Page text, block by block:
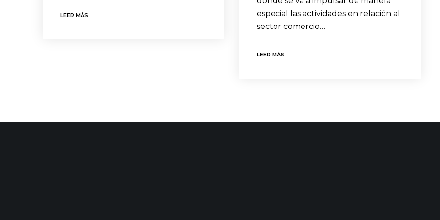
LEER MÁS
especial las actividades en relación al
sector comercio…
LEER MÁS